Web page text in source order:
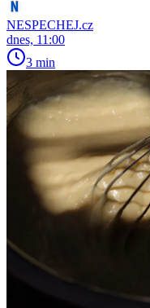
NESPECHEJ.cz
dnes, 11:00
3 min